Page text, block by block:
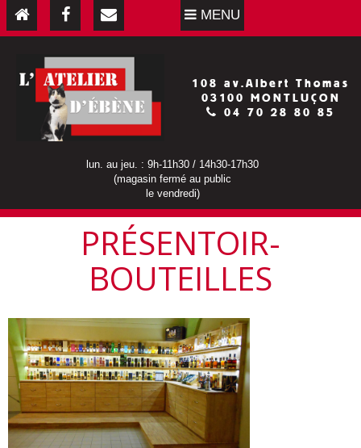
MENU
108 av.Albert Thomas
03100 MONTLUÇON
04 70 28 80 85
lun. au jeu. : 9h-11h30 / 14h30-17h30
(magasin fermé au public
le vendredi)
PRÉSENTOIR-
BOUTEILLES